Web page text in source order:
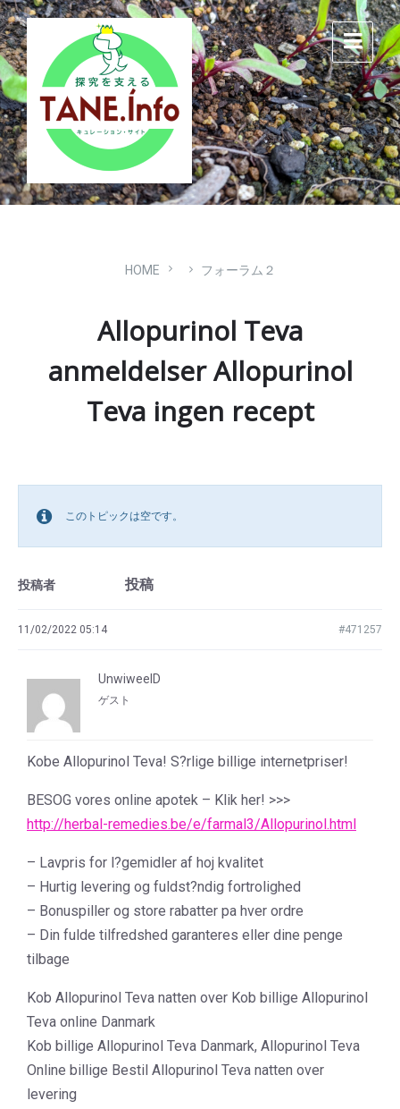
Skip
to
content
Skip
to
main
navigation
Skip
to
footer
HOME フォーラム２
Allopurinol Teva
anmeldelser Allopurinol
Teva ingen recept
このトピックは空です。
投稿者 投稿
11/02/2022 05:14 #471257
UnwiweelD
ゲスト
Kobe Allopurinol Teva! S?rlige billige internetpriser!
BESOG vores online apotek – Klik her! >>>
http://herbal-remedies.be/e/farmal3/Allopurinol.html
– Lavpris for l?gemidler af hoj kvalitet
– Hurtig levering og fuldst?ndig fortrolighed
– Bonuspiller og store rabatter pa hver ordre
– Din fulde tilfredshed garanteres eller dine penge
tilbage
Kob Allopurinol Teva natten over Kob billige Allopurinol
Teva online Danmark
Kob billige Allopurinol Teva Danmark, Allopurinol Teva
Online billige Bestil Allopurinol Teva natten over
levering